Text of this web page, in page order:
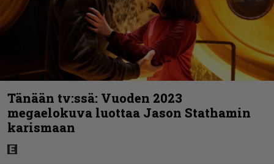
Tänään tv:ssä: Vuoden 2023
megaelokuva luottaa Jason Stathamin
karismaan